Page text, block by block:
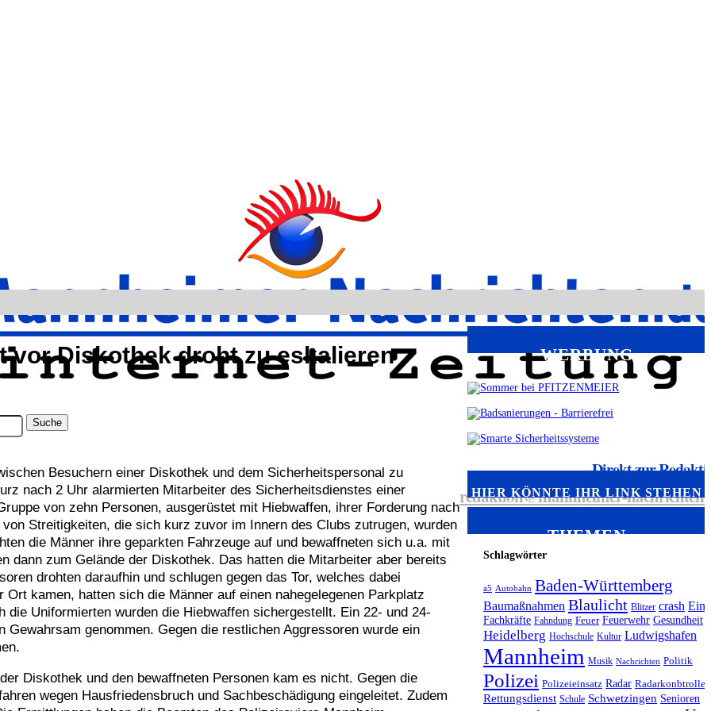
Direkt zur
redaktion@mannheimer-
vor Diskothek droht zu eskalieren
Besuchern einer Diskothek und dem Sicherheitspersonal zu
nach 2 Uhr alarmierten Mitarbeiter des Sicherheitsdienstes einer
von zehn Personen, ausgerüstet mit Hiebwaffen, ihrer Forderung nach
Streitigkeiten, die sich kurz zuvor im Innern des Clubs zutrugen, wurden
die Männer ihre geparkten Fahrzeuge auf und bewaffneten sich u.a. mit
dann zum Gelände der Diskothek. Das hatten die Mitarbeiter aber bereits
drohten daraufhin und schlugen gegen das Tor, welches dabei
kamen, hatten sich die Männer auf einen nahegelegenen Parkplatz
Uniformierten wurden die Hiebwaffen sichergestellt. Ein 22- und 24-
genommen. Gegen die restlichen Aggressoren wurde ein
Diskothek und den bewaffneten Personen kam es nicht. Gegen die
wegen Hausfriedensbruch und Sachbeschädigung eingeleitet. Zudem
WERBUNG
HIER KÖNNTE IHR LINK STEHEN
THEMEN
Schlagwörter
a5 Autobahn Baden-Württemberg
Baumaßnahmen Blaulicht Blitzer crash
Fachkräfte Fahndung Feuer Feuerwehr Gesundheit
Heidelberg Hochschule Kultur Ludwigshafen
Mannheim Musik Nachrichten Politik
Polizei Polizeieinsatz Radar Radarkonbtrollen
Rettungsdienst Schule Schwetzingen Senioren